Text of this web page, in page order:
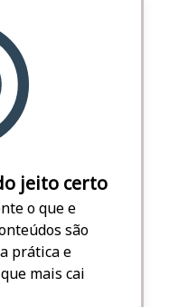
jeito certo
o que e
são
prática e
mais cai